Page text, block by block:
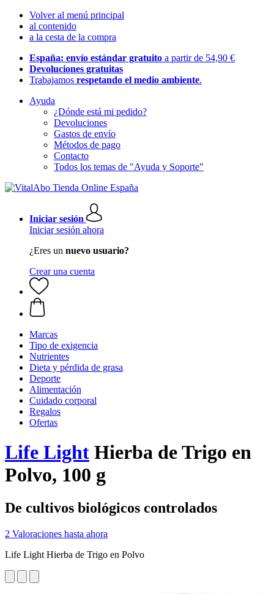
Volver al menú principal
al contenido
a la cesta de la compra
España: envío estándar gratuito a partir de 54,90 €
Devoluciones gratuitas
Trabajamos respetando el medio ambiente.
Ayuda
¿Dónde está mi pedido?
Devoluciones
Gastos de envío
Métodos de pago
Contacto
Todos los temas de "Ayuda y Soporte"
Iniciar sesión
Iniciar sesión ahora
¿Eres un nuevo usuario?
Crear una cuenta
Marcas
Tipo de exigencia
Nutrientes
Dieta y pérdida de grasa
Deporte
Alimentación
Cuidado corporal
Regalos
Ofertas
Life Light Hierba de Trigo en
Polvo, 100 g
De cultivos biológicos controlados
2 Valoraciones hasta ahora
Life Light Hierba de Trigo en Polvo